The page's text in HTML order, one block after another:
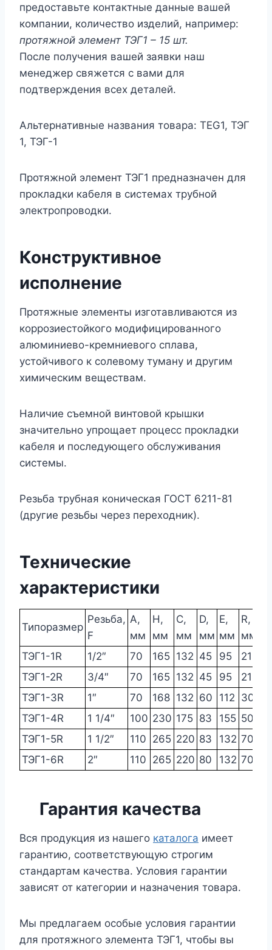
предоставьте контактные данные вашей
компании, количество изделий, например:
протяжной элемент ТЭГ1 – 15 шт.
После получения вашей заявки наш
менеджер свяжется с вами для
подтверждения всех деталей.
Альтернативные названия товара: TEG1, ТЭГ
1, ТЭГ-1
Протяжной элемент ТЭГ1 предназначен для
прокладки кабеля в системах трубной
электропроводки.
Конструктивное
исполнение
Протяжные элементы изготавливаются из
коррозиестойкого модифицированного
алюминиево-кремниевого сплава,
устойчивого к солевому туману и другим
химическим веществам.
Наличие съемной винтовой крышки
значительно упрощает процесс прокладки
кабеля и последующего обслуживания
системы.
Резьба трубная коническая ГОСТ 6211-81
(другие резьбы через переходник).
Технические
характеристики
Типоразмер
Резьба,
F
A,
мм
H,
мм
C,
мм
D,
мм
E,
мм
R,
мм
ТЭГ1-1R
1/2″ 70 165 132 45 95 21
ТЭГ1-2R
3/4″ 70 165 132 45 95 21
ТЭГ1-3R
1″ 70 168 132 60 112 30
ТЭГ1-4R
1 1/4″ 100 230 175 83 155 50
ТЭГ1-5R
1 1/2″ 110 265 220 83 132 70
ТЭГ1-6R
2″ 110 265 220 80 132 70
Гарантия качества
Вся продукция из нашего каталога имеет
гарантию, соответствующую строгим
стандартам качества. Условия гарантии
зависят от категории и назначения товара.
Мы предлагаем особые условия гарантии
для протяжного элемента ТЭГ1, чтобы вы